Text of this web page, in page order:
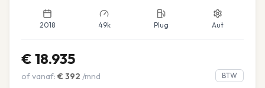
2018 49k Plug Aut
€ 18.935
of vanaf: € 392 /mnd BTW